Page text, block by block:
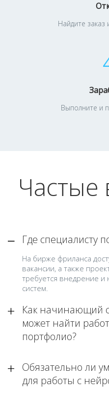
Найдите заказ
Выполните и
Частые
Где специалисту
На бирже фриланса
вакансии, а также
требуется внедрение и
систем.
Как начинающий
может найти
портфолио?
Обязательно ли
для работы с